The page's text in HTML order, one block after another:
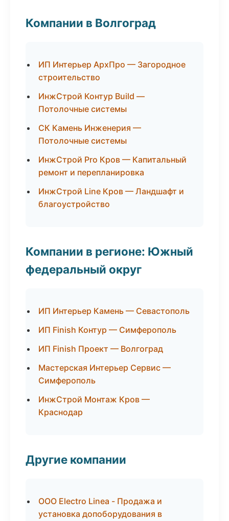
Компании в Волгоград
ИП Интерьер АрхПро — Загородное
строительство
ИнжСтрой Контур Build —
Потолочные системы
СК Камень Инженерия —
Потолочные системы
ИнжСтрой Pro Кров — Капитальный
ремонт и перепланировка
ИнжСтрой Line Кров — Ландшафт и
благоустройство
Компании в регионе: Южный
федеральный округ
ИП Интерьер Камень — Севастополь
ИП Finish Контур — Симферополь
ИП Finish Проект — Волгоград
Мастерская Интерьер Сервис —
Симферополь
ИнжСтрой Монтаж Кров —
Краснодар
Другие компании
ООО Electro Linea - Продажа и
установка допоборудования в